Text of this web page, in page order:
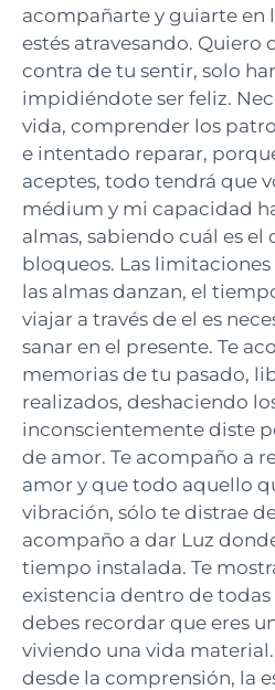
acompañarte y guiarte en
estés atravesando. Quiero
contra de tu sentir, solo
impidiéndote ser feliz.
vida, comprender los
e intentado reparar,
aceptes, todo tendrá que
médium y mi capacidad
almas, sabiendo cuál es el
bloqueos. Las
las almas danzan, el
viajar a través de el es
sanar en el presente. Te
memorias de tu pasado,
realizados, deshaciendo
inconscientemente diste
de amor. Te acompaño a
amor y que todo aquello
vibración, sólo te distrae
acompaño a dar Luz
tiempo instalada. Te
existencia dentro de
debes recordar que eres
viviendo una vida
desde la comprensión, la